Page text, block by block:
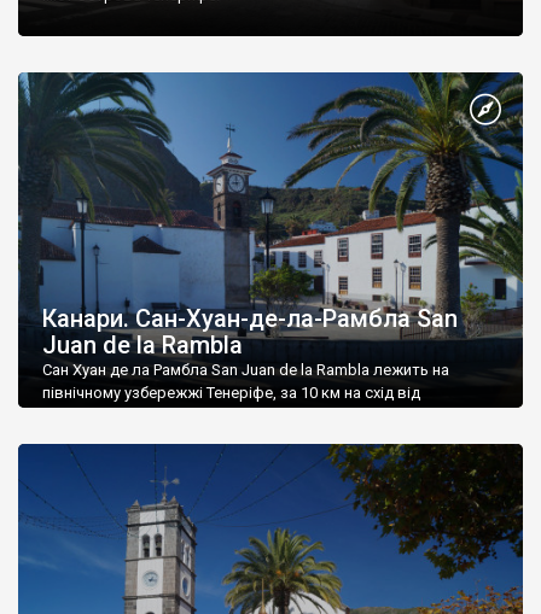
Канари. Сан-Хуан-де-ла-Рамбла San
Juan de la Rambla
Сан Хуан де ла Рамбла San Juan de la Rambla лежить на
північному узбережжі Тенеріфе, за 10 км на схід від